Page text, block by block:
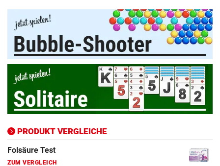
PRODUKT VERGLEICHE
Duschkopf Vergleich
ZUM VERGLEICH
Elektrische Zahnbürste Vergleich
ZUM VERGLEICH
Epilierer Vergleich
ZUM VERGLEICH
Fitbit Vergleich
ZUM VERGLEICH
Folsäure Test
ZUM VERGLEICH